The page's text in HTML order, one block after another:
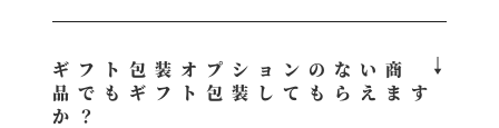
ギフト包装オプションのない商
品でもギフト包装してもらえます
か？